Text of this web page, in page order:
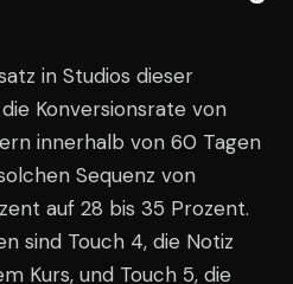
in Studios dieser
Konversionsrate von
innerhalb von 60 Tagen
Sequenz von
auf 28 bis 35 Prozent.
sind Touch 4, die Notiz
Kurs, und Touch 5, die